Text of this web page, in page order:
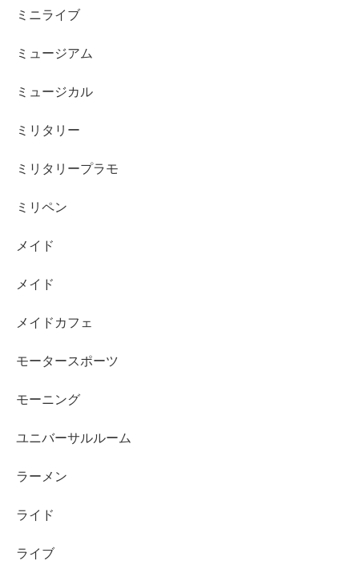
ミニライブ
ミュージアム
ミュージカル
ミリタリー
ミリタリープラモ
ミリペン
メイド
メイド
メイドカフェ
モータースポーツ
モーニング
ユニバーサルルーム
ラーメン
ライド
ライブ